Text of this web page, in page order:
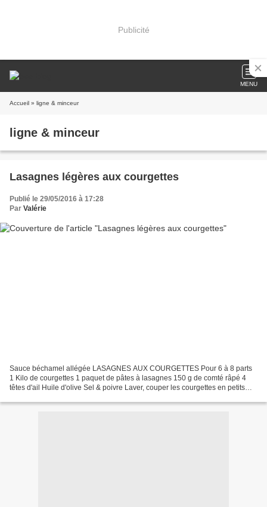
Publicité
MENU
Accueil » ligne & minceur
ligne & minceur
Lasagnes légères aux courgettes
Publié le 29/05/2016 à 17:28
Par Valérie
Sauce béchamel allégée LASAGNES AUX COURGETTES Pour 6 à 8 parts
1 Kilo de courgettes 1 paquet de pâtes à lasagnes 150 g de comté râpé 4
têtes d'ail Huile d'olive Sel & poivre Laver, couper les courgettes en petits